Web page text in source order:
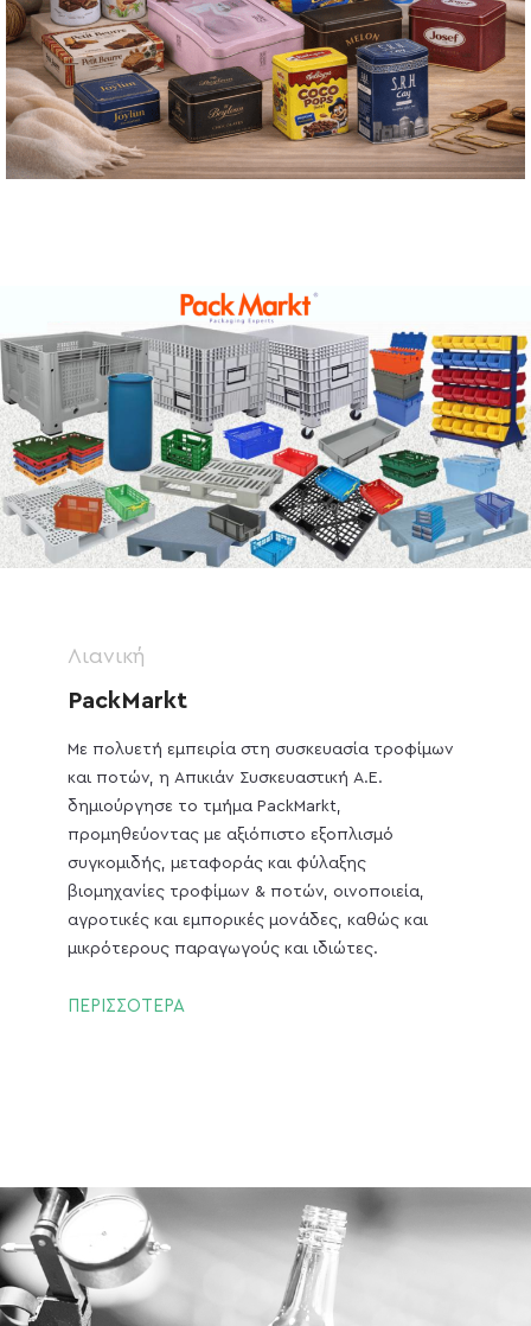
Λιανική
PackMarkt
Με πολυετή εμπειρία στη συσκευασία τροφίμων
και ποτών, η Απικιάν Συσκευαστική Α.Ε.
δημιούργησε το τμήμα PackMarkt,
προμηθεύοντας με αξιόπιστο εξοπλισμό
συγκομιδής, μεταφοράς και φύλαξης
βιομηχανίες τροφίμων & ποτών, οινοποιεία,
αγροτικές και εμπορικές μονάδες, καθώς και
μικρότερους παραγωγούς και ιδιώτες.
ΠΕΡΙΣΣΟΤΕΡΑ